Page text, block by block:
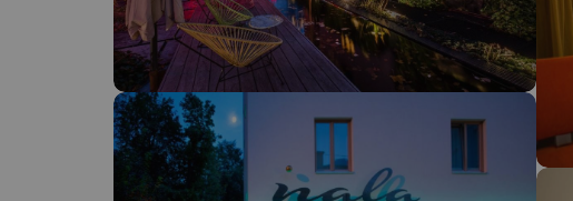
Oups, nous n'avons pas trouvé de résultats
Il semble que notre chercheur se soit égaré. Dès qu'il